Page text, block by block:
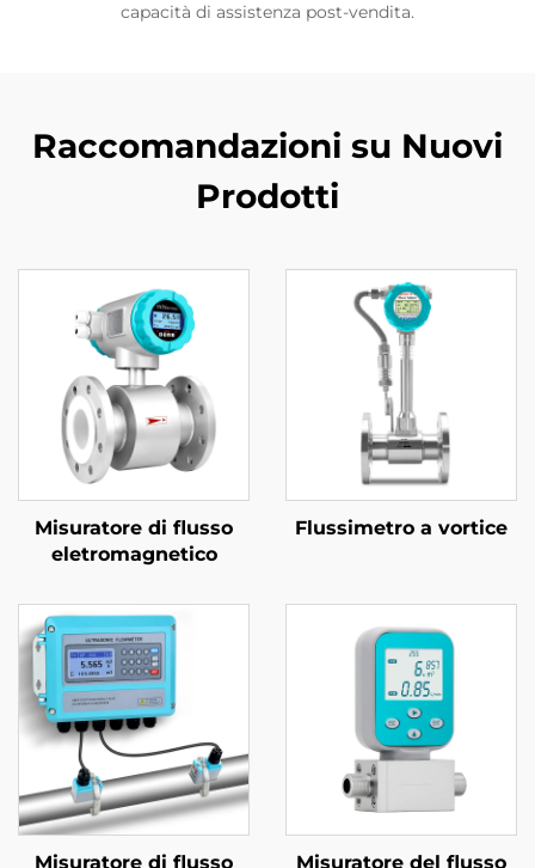
capacità di assistenza post-vendita.
Raccomandazioni su Nuovi
Prodotti
Misuratore di flusso
eletromagnetico
Flussimetro a vortice
Misuratore di flusso
Misuratore del flusso